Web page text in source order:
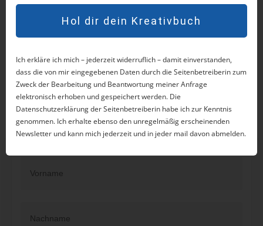
Und genau so machen wir das.
Ort: Online
Uhr
Honorar: 33 Euro
Hol dir dein Kreativbuch
Ich erkläre ich mich – jederzeit widerruflich – damit einverstanden,
dass die von mir eingegebenen Daten durch die Seitenbetreiberin zum
Zweck der Bearbeitung und Beantwortung meiner Anfrage
elektronisch erhoben und gespeichert werden. Die
Datenschutzerklärung der Seitenbetreiberin habe ich zur Kenntnis
genommen. Ich erhalte ebenso den unregelmäßig erscheinenden
Newsletter und kann mich jederzeit und in jeder mail davon abmelden.